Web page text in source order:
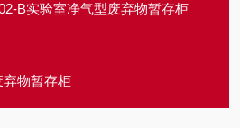
B实验室净气型废弃物暂存柜
弃物暂存柜